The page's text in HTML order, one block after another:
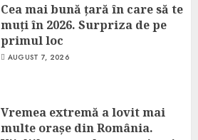
Cea mai bună țară în care să te
muți în 2026. Surpriza de pe
primul loc
AUGUST 7, 2026
Vremea extremă a lovit mai
multe orașe din România.